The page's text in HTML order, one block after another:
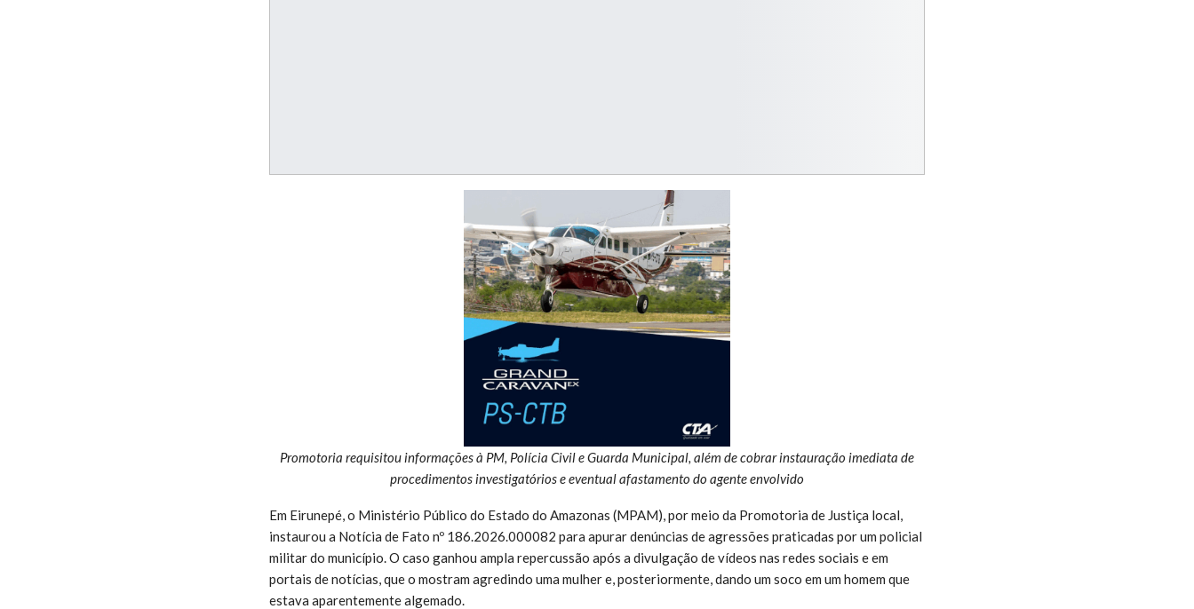
Promotoria requisitou informações à PM, Polícia Civil e Guarda Municipal, além de cobrar instauração imediata de
procedimentos investigatórios e eventual afastamento do agente envolvido
Em Eirunepé, o Ministério Público do Estado do Amazonas (MPAM), por meio da Promotoria de Justiça local,
instaurou a Notícia de Fato nº 186.2026.000082 para apurar denúncias de agressões praticadas por um policial
militar do município. O caso ganhou ampla repercussão após a divulgação de vídeos nas redes sociais e em
portais de notícias, que o mostram agredindo uma mulher e, posteriormente, dando um soco em um homem que
estava aparentemente algemado.